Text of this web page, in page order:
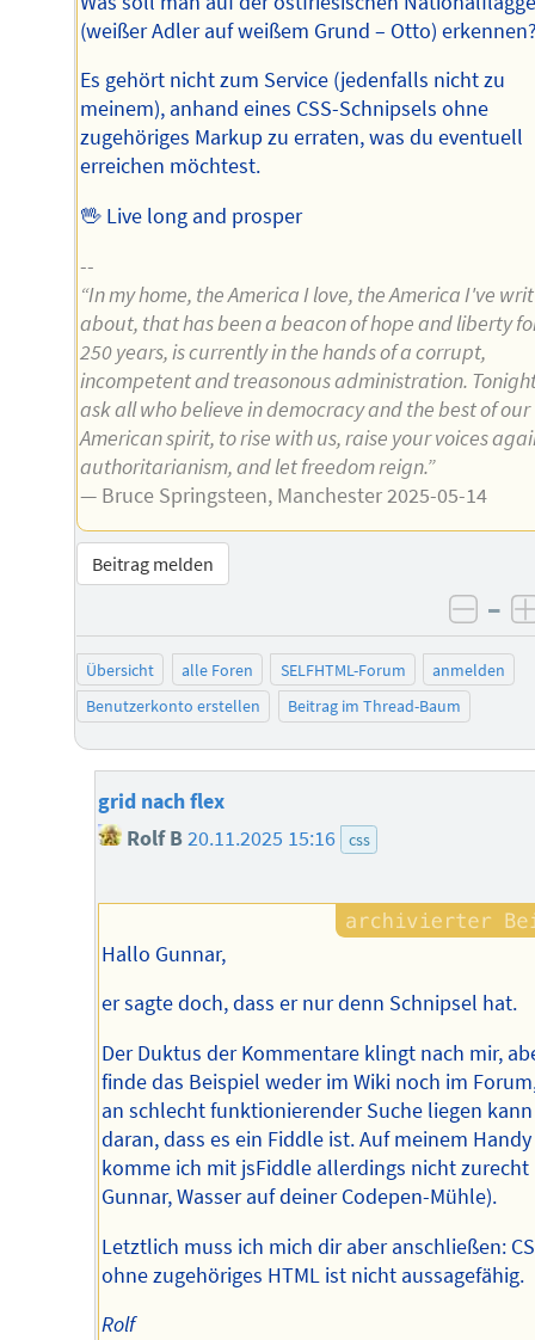
(weißer Adler auf weißem Grund – Otto)
Es gehört nicht zum Service (jedenfalls nicht zu
meinem), anhand eines CSS-Schnipsels ohne
zugehöriges Markup zu erraten, was du eventuell
erreichen möchtest.
🖖 Live long and prosper
--
“In my home, the America I love, the America I've
about, that has been a beacon of hope and liberty
250 years, is currently in the hands of a corrupt,
incompetent and treasonous administration.
ask all who believe in democracy and the best of our
American spirit, to rise with us, raise your voices
authoritarianism, and let freedom reign.”
— Bruce Springsteen, Manchester 2025-05-14
Beitrag melden
–
Übersicht alle Foren SELFHTML-Forum
anmelden
Benutzerkonto erstellen
Beitrag im Thread-Baum
grid nach flex
Rolf B20.11.2025 15:16 css
Hallo Gunnar,
er sagte doch, dass er nur denn Schnipsel hat.
Der Duktus der Kommentare klingt nach mir,
finde das Beispiel weder im Wiki noch im
an schlecht funktionierender Suche liegen
daran, dass es ein Fiddle ist. Auf meinem Handy
komme ich mit jsFiddle allerdings nicht zurecht
Gunnar, Wasser auf deiner Codepen-Mühle).
Letztlich muss ich mich dir aber anschließen:
ohne zugehöriges HTML ist nicht aussagefähig.
Rolf